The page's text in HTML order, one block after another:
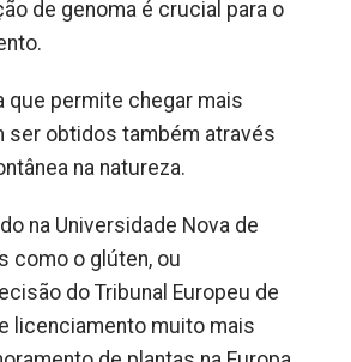
de genoma é crucial para o
que permite chegar mais
ser obtidos também através
na natureza.
na Universidade Nova de
como o glúten, ou
do Tribunal Europeu de
licenciamento muito mais